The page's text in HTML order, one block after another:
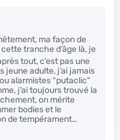
ma façon de
tranche d’âge là, je
tout, c’est pas une
jeune adulte, j’ai jamais
alarmistes “putaclic”
j’ai toujours trouvé la
on mérite
bodies et le
de tempérament…